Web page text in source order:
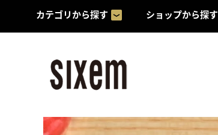
カテゴリから探す ショップから探す